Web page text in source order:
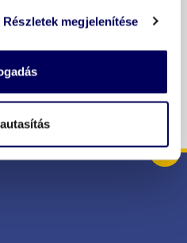
Részletek megjelenítése
ÉS FIZETÉS